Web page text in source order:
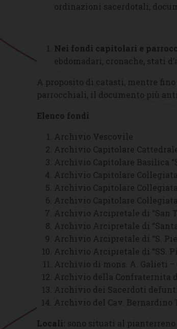
ordinazioni sacerdotali,
Nei fondi capitolari e
ebdomadari, cronache, stati
A proposito di catasti, mentre
parrocchiali, il documento più
Elenco fondi
Archivio Vescovile
Archivio Capitolare
Archivio Capitolare Basilica
Archivio Capitolare Collegiata
Archivio Capitolare
Archivio Capitolare
Archivio Arcipretale di “San
Archivio Arcipretale di
Archivio Arcipretale di “S.
Archivio Arcipretale di “SS.
Archivio di mons. A. Galieti
Archivio della Confraternita
Archivio dei Sacerdoti
Archivio del Cav.
Locali: sono situati al pianterreno